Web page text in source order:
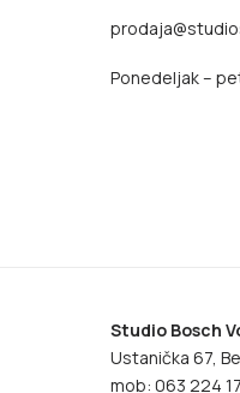
Ponedeljak –
Studio Bosch
Ustanička 67,
mob: 063 224